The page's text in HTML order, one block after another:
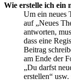
Wie erstelle ich ein
Um ein neues
auf „Neues
antworten,
dass eine
Beitrag
am Ende der
„Du darfst
erstellen“ usw.